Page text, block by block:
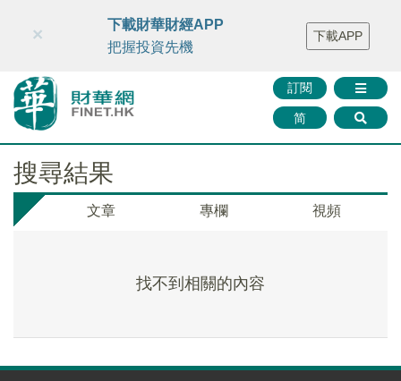
財華智庫網 FINTV FINMETA 財華證券 媒體矩陣
智庫沙龍
聯絡我們
訂閱
简
×
下載財華財經APP
把握投資先機
下載APP
搜尋結果
文章 專欄 視頻
找不到相關的內容